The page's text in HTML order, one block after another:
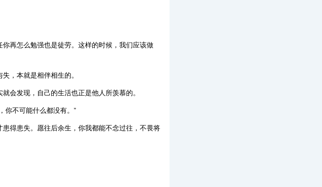
再怎么勉强也是徒劳。这样的时候，我们应该做
，本就是相伴相生的。
会发现，自己的生活也正是他人所羡慕的。
你不可能什么都没有。”
得患失。愿往后余生，你我都能不念过往，不畏将